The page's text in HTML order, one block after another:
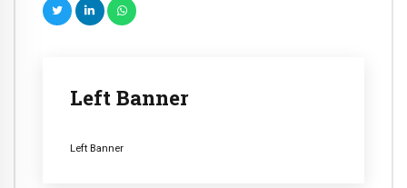
Left Banner
Left Banner